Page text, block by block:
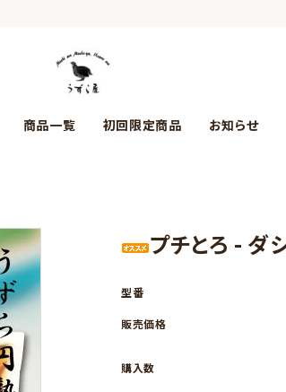
商品一覧 初回限定商品 お知らせ
プチとろ - ダ
型番
販売価格
購入数